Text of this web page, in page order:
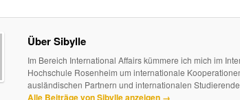
Über Sibylle
Im Bereich International Affairs kümmere ich mich im
Hochschule Rosenheim um internationale
ausländischen Partnern und internationalen
Alle Beiträge von Sibylle anzeigen →